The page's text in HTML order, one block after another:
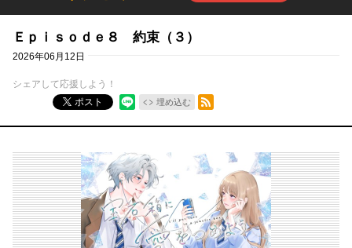
Ｅｐｉｓｏｄｅ８ 約束（３）
2026年06月12日
シェアして応援しよう！
ポスト
埋め込む
RSSフィード